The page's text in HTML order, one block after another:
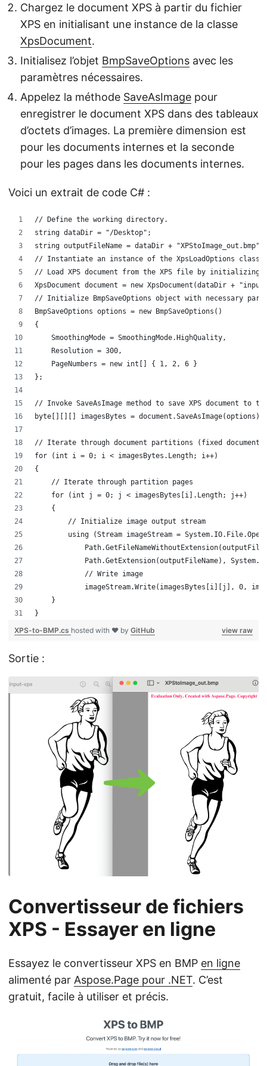
Chargez le document XPS à partir du fichier
XPS en initialisant une instance de la classe
XpsDocument.
Initialisez l’objet BmpSaveOptions avec les
paramètres nécessaires.
Appelez la méthode SaveAsImage pour
enregistrer le document XPS dans des tableaux
d’octets d’images. La première dimension est
pour les documents internes et la seconde
pour les pages dans les documents internes.
Voici un extrait de code C# :
// Define the working directory.
string dataDir = "/Desktop";
string outputFileName = dataDir + "XPStoImage_out.bmp";
// Instantiate an instance of the XpsLoadOptions
// Load XPS document from the XPS file by initializing
XpsDocument document = new XpsDocument(dataDir +
// Initialize BmpSaveOptions object with necessary
BmpSaveOptions options = new BmpSaveOptions()
{
    SmoothingMode = SmoothingMode.HighQuality,
    Resolution = 300,
    PageNumbers = new int[] { 1, 2, 6 }
};
// Invoke SaveAsImage method to save XPS document
byte[][][] imagesBytes = document.SaveAsImage(options);
// Iterate through document partitions (fixed
for (int i = 0; i < imagesBytes.Length; i++)
{
    // Iterate through partition pages
    for (int j = 0; j < imagesBytes[i].Length; j++)
    {
        // Initialize image output stream
using (Stream imageStream =
Path.GetExtension(outputFileName),
            // Write image
imageStream.Write(imagesBytes[i][j], 0,
    }
}
view raw
XPS-to-BMP.cs hosted with ❤ by GitHub
Sortie :
Convertisseur de fichiers
XPS - Essayer en ligne
Essayez le convertisseur XPS en BMP en ligne
alimenté par Aspose.Page pour .NET. C’est
gratuit, facile à utiliser et précis.